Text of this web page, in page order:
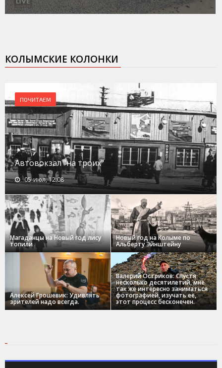
КОЛЫМСКИЕ КОЛОНКИ
ПОЧИТАЕМ
Автовокзал "на троих"
05-июл, 12:08
Магаданцы на Новый год лису
топили
Новый год на Колыме по
Альберту Эйнштейну
Алексей Грошевик: Удивлять
зрителей надо всегда.
Валерий Остриков: Спустя
несколько десятилетий, мне
так же интересно заниматься
фотографией, изучать ее,
этот процесс бесконечен.